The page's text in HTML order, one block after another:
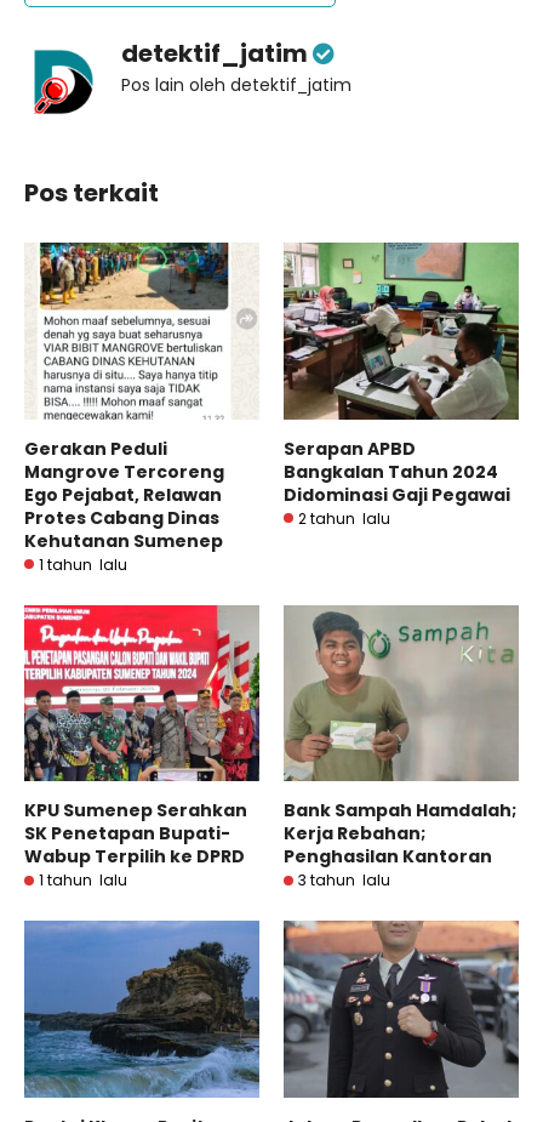
detektif_jatim
Pos lain oleh detektif_jatim
Pos terkait
Gerakan Peduli
Mangrove Tercoreng
Ego Pejabat, Relawan
Protes Cabang Dinas
Kehutanan Sumenep
1 tahun lalu
Serapan APBD
Bangkalan Tahun 2024
Didominasi Gaji Pegawai
2 tahun lalu
KPU Sumenep Serahkan
SK Penetapan Bupati-
Wabup Terpilih ke DPRD
1 tahun lalu
Bank Sampah Hamdalah;
Kerja Rebahan;
Penghasilan Kantoran
3 tahun lalu